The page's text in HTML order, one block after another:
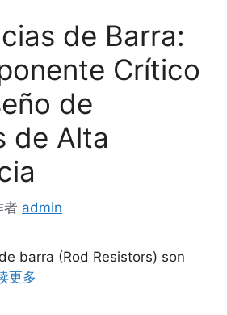
de Barra:
Crítico
de
de Alta
者 admin
barra (Rod Resistors) son
更多